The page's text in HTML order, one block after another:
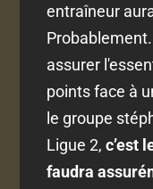
entraîneur
Probablement.
assurer
points face à
le groupe
Ligue 2,c’est
faudra